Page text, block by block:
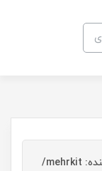
فروشنده: mehrkit/